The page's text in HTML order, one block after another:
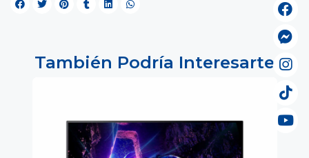
También Podría Interesarte